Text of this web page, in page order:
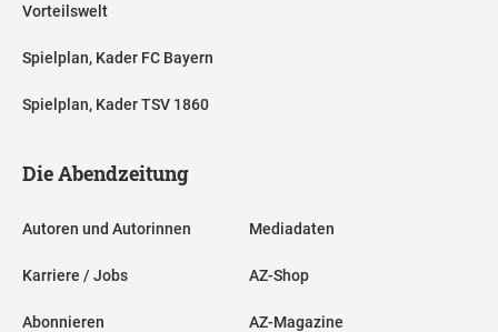
Vorteilswelt
Spielplan, Kader FC Bayern
Spielplan, Kader TSV 1860
Die Abendzeitung
Autoren und Autorinnen
Karriere / Jobs
Abonnieren
Mediadaten
AZ-Shop
AZ-Magazine